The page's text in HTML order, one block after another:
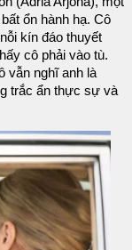
ổn hành hạ. Cô
kín đáo thuyết
cô phải vào tù.
vẫn nghĩ anh là
trắc ẩn thực sự và